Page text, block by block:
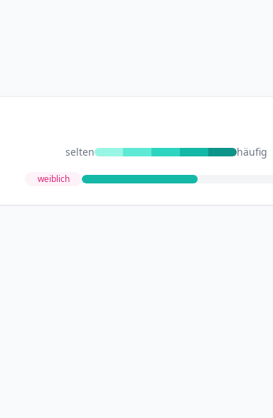
selten häufig
weiblich